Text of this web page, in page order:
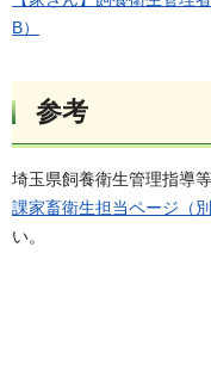
B）
参考
埼玉県飼養衛生管理指導
課家畜衛生担当ページ（
い。